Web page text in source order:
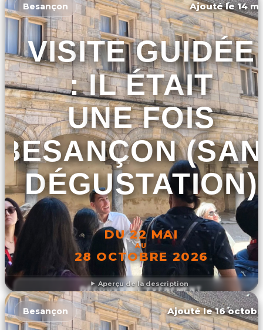
Aperçu de la description
Besançon Ajouté le 14
VISITE GUIDÉE
: IL ÉTAIT
UNE FOIS
DÉGUSTATION)
DU 22 MAI
AU
28 OCTOBRE 2026
DÉCOUVRIR L'ÉVÉNEMENT
Besançon Ajouté le 16